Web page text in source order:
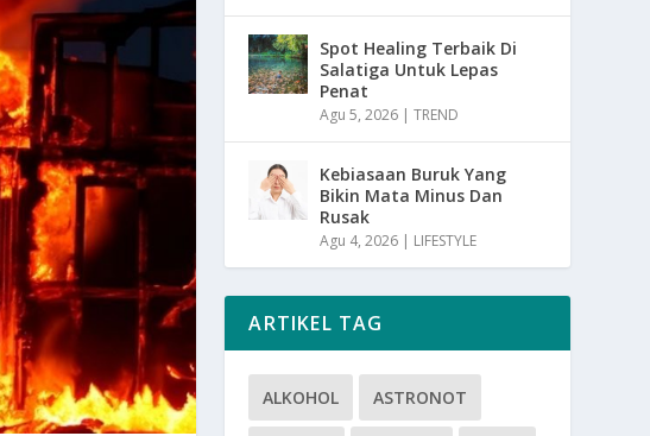
Spot Healing Terbaik Di
Salatiga Untuk Lepas
Penat
Agu 5, 2026 |TREND
Kebiasaan Buruk Yang
Bikin Mata Minus Dan
Rusak
Agu 4, 2026 | LIFESTYLE
ARTIKEL TAG
ALKOHOL ASTRONOT